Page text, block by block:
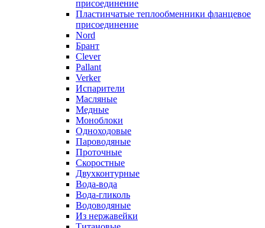
присоединение
Пластинчатые теплообменники фланцевое
присоединение
Nord
Брант
Clever
Pallant
Verker
Испарители
Масляные
Медные
Моноблоки
Одноходовые
Пароводяные
Проточные
Скоростные
Двухконтурные
Вода-вода
Вода-гликоль
Водоводяные
Из нержавейки